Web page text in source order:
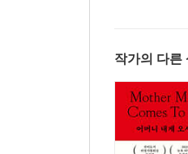
작가의 다른